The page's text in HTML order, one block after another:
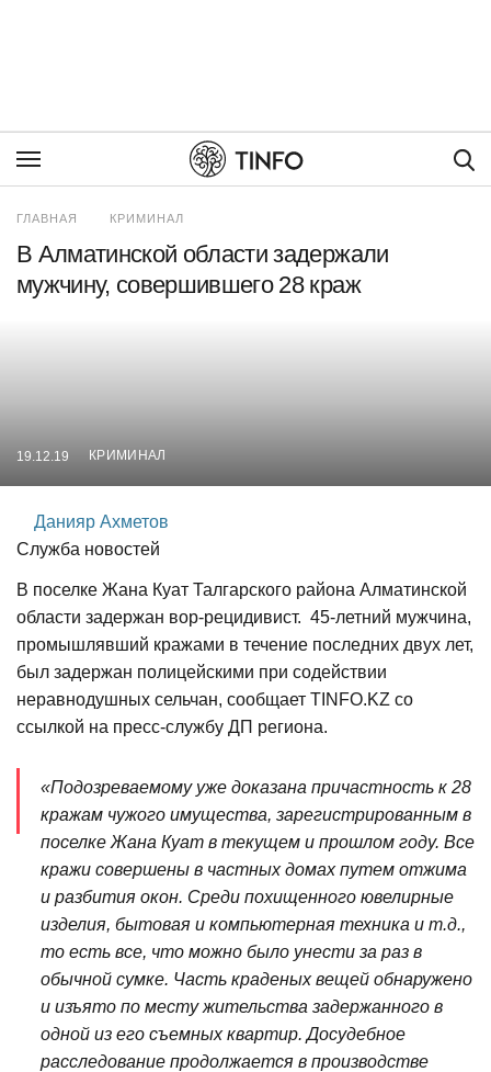
ГЛАВНАЯ КРИМИНАЛ
В Алматинской области задержали
мужчину, совершившего 28 краж
19.12.19 КРИМИНАЛ
Данияр Ахметов
Служба новостей
В поселке Жана Куат Талгарского района Алматинской
области задержан вор-рецидивист. 45-летний мужчина,
промышлявший кражами в течение последних двух лет,
был задержан полицейскими при содействии
неравнодушных сельчан, сообщает TINFO.KZ со
ссылкой на пресс-службу ДП региона.
«Подозреваемому уже доказана причастность к 28
кражам чужого имущества, зарегистрированным в
поселке Жана Куат в текущем и прошлом году. Все
кражи совершены в частных домах путем отжима
и разбития окон. Среди похищенного ювелирные
изделия, бытовая и компьютерная техника и т.д.,
то есть все, что можно было унести за раз в
обычной сумке. Часть краденых вещей обнаружено
и изъято по месту жительства задержанного в
одной из его съемных квартир. Досудебное
расследование продолжается в производстве